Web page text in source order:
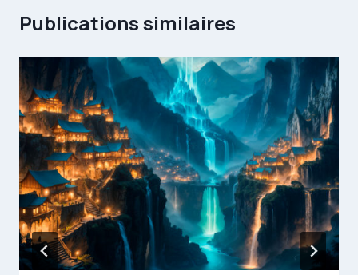
Publications similaires